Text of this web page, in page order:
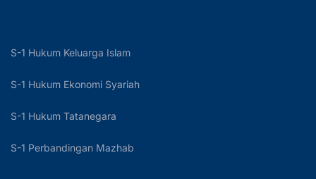
S-1 Hukum Keluarga Islam
S-1 Hukum Ekonomi Syariah
S-1 Hukum Tatanegara
S-1 Perbandingan Mazhab